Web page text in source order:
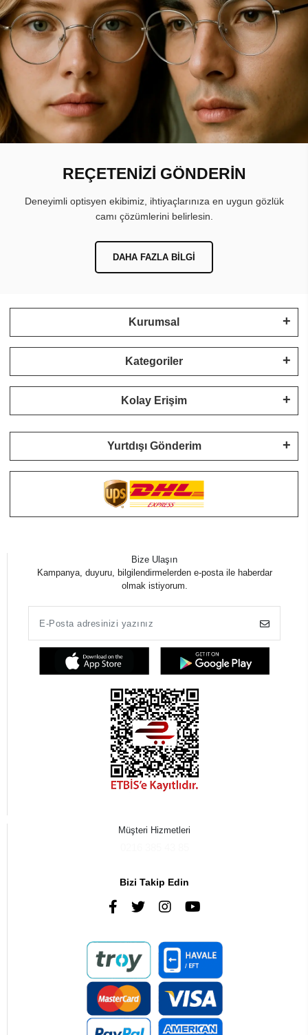
REÇETENİZİ GÖNDERİN
Deneyimli optisyen ekibimiz, ihtiyaçlarınıza en uygun gözlük
camı çözümlerini belirlesin.
DAHA FAZLA BILGI
Kurumsal
Kategoriler
Kolay Erişim
Yurtdışı Gönderim
Bize Ulaşın
Kampanya, duyuru, bilgilendirmelerden e-posta ile haberdar
olmak istiyorum.
Müşteri Hizmetleri
Bizi Takip Edin